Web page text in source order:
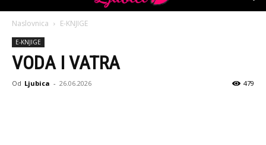
Naslovnica E-KNJIGE
E-KNJIGE
VODA I VATRA
Od Ljubica - 26.06.2026 479